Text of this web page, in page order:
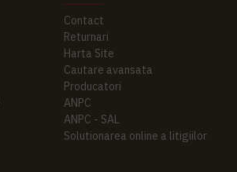
Contact
Returnari
Harta Site
Cautare avansata
Producatori
ANPC
ANPC - SAL
Solutionarea online a litigiilor